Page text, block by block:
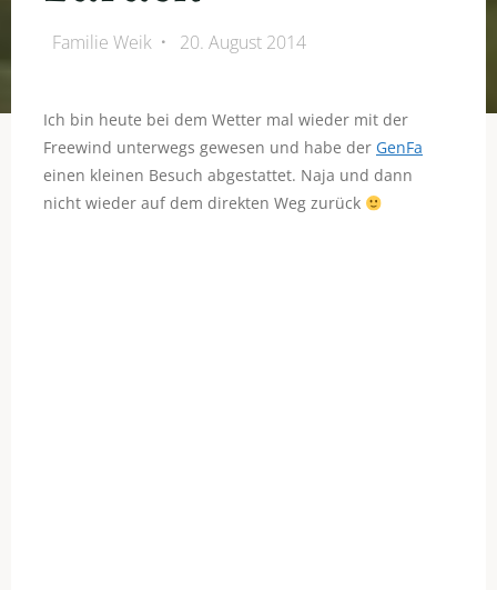
Familie Weik 20. August 2014
Ich bin heute bei dem Wetter mal wieder mit der
Freewind unterwegs gewesen und habe der GenFa
einen kleinen Besuch abgestattet. Naja und dann
nicht wieder auf dem direkten Weg zurück